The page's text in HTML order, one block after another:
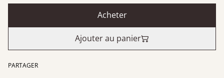
Acheter
Ajouter au panier
PARTAGER